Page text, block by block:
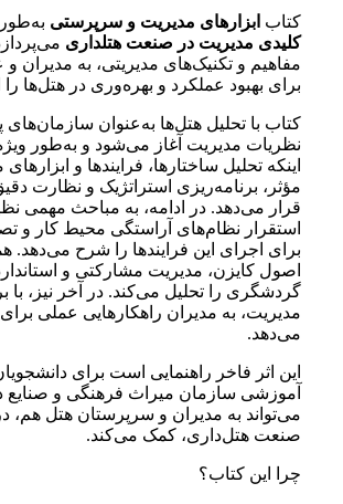
کتاب ابزارهای مدیریت و سرپرستی
کلیدی مدیریت در صنعت هتلداری
مفاهیم و تکنیک‌های مدیریتی، به مدیران و
برای بهبود عملکرد و بهره‌وری در هتل‌ها را
کتاب با تحلیل هتل‌ها به‌عنوان
نظریات مدیریت آغاز می‌شود و به‌طور
اینکه تحلیل ساختارها، فرایندها و
مؤثر، برنامه‌ریزی استراتژیک و نظارت
قرار می‌دهد. در ادامه، به مباحث مهمی
استقرار نظام‌های آراستگی محیط کار و
برای اجرای این فرایندها را شرح می‌دهد.
اصول کایزن، مدیریت مشارکتی و
گردشگری را تحلیل می‌کند. در آخر نیز،
مدیریت، به مدیران راهکارهایی عملی
می‌دهد.
این اثر فاخر راهنمایی است برای
آموزشی سازمان میراث فرهنگی و
می‌تواند به مدیران و سرپرستان هتل
صنعت هتل‌داری، کمک می‌کند.
چرا این کتاب؟